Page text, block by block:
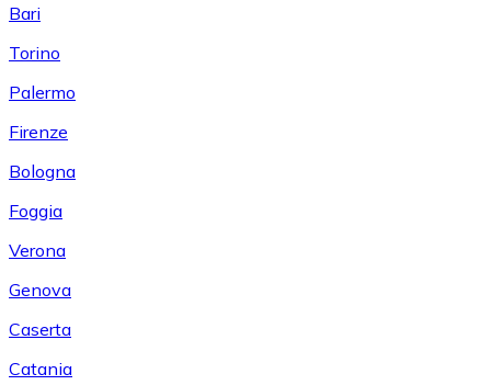
Bari
Torino
Palermo
Firenze
Bologna
Foggia
Verona
Genova
Caserta
Catania